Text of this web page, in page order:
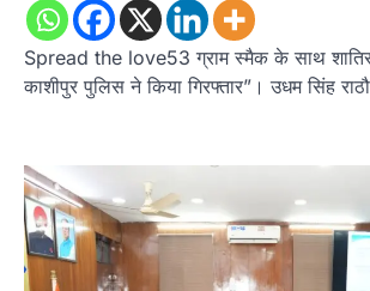
Spread the love53 ग्राम स्मैक के साथ
काशीपुर पुलिस ने किया गिरफ्तार”। उधम सिंह